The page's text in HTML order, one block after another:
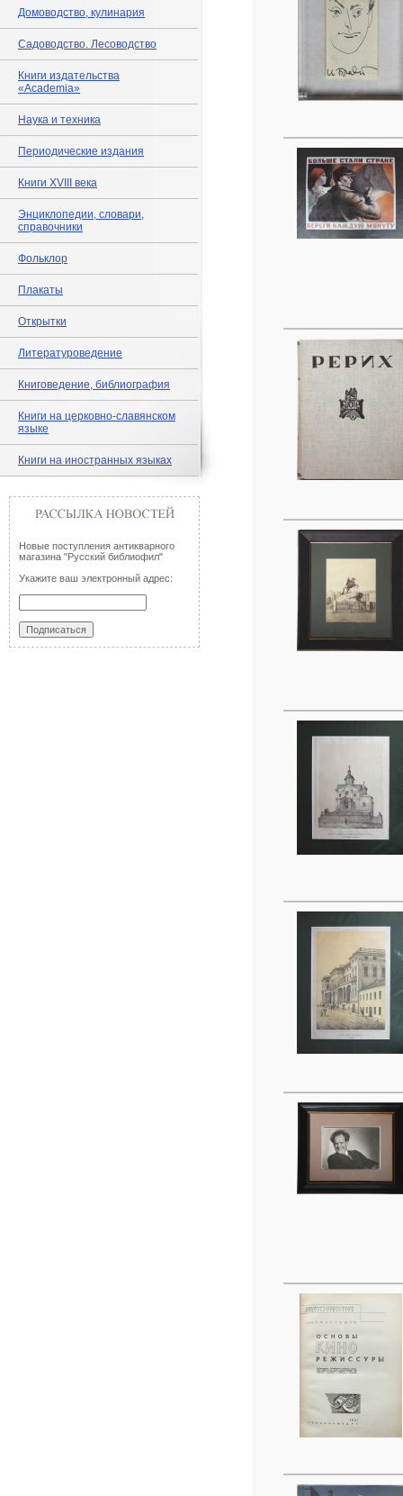
Домоводство, кулинария
Садоводство. Лесоводство
Книги издательства
«Academia»
Наука и техника
Периодические издания
Книги XVIII века
Энциклопедии, словари,
справочники
Фольклор
Плакаты
Открытки
Литературоведение
Книговедение, библиография
Книги на церковно-славянском
языке
Книги на иностранных языках
Новые поступления антикварного
магазина "Русский библиофил"
Укажите ваш электронный адрес: